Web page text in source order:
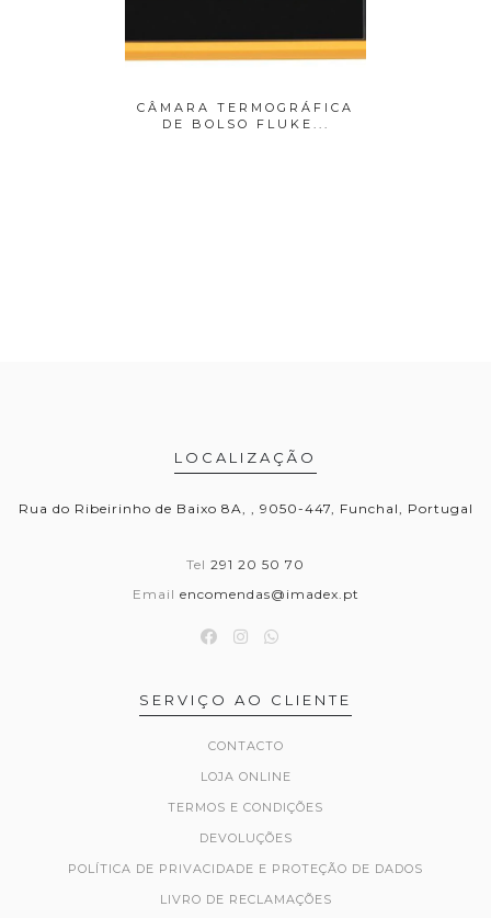
CÂMARA TERMOGRÁFICA
DE BOLSO FLUKE...
LOCALIZAÇÃO
Rua do Ribeirinho de Baixo 8A, , 9050-447, Funchal, Portugal
Tel 291 20 50 70
Email encomendas@imadex.pt
SERVIÇO AO CLIENTE
CONTACTO
LOJA ONLINE
TERMOS E CONDIÇÕES
DEVOLUÇÕES
POLÍTICA DE PRIVACIDADE E PROTEÇÃO DE DADOS
LIVRO DE RECLAMAÇÕES